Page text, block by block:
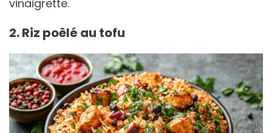
vinaigrette.
2. Riz poêlé au tofu